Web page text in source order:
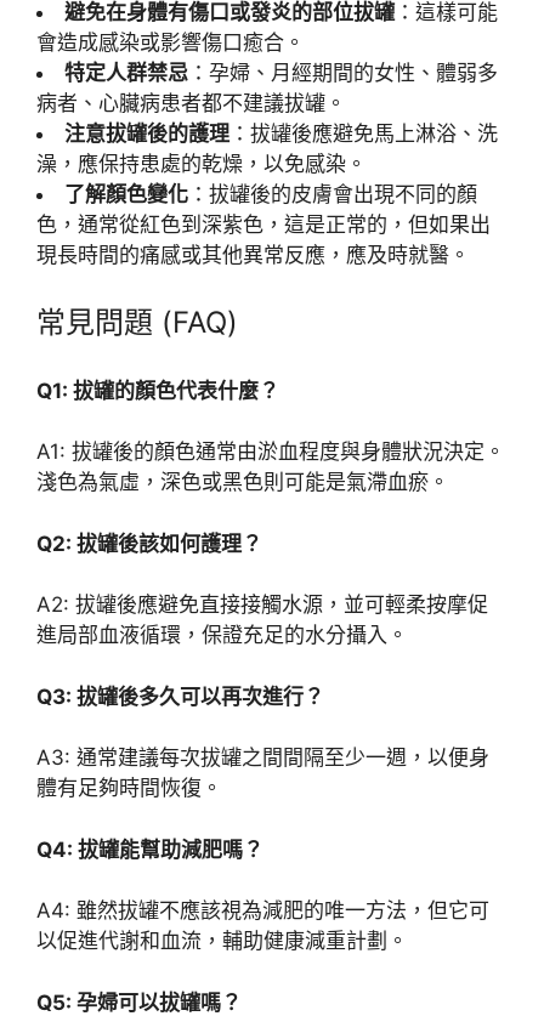
避免在身體有傷口或發炎的部位拔罐：這樣可能
會造成感染或影響傷口癒合。
特定人群禁忌 ：孕婦、月經期間的女性、體弱多
病者、心臟病患者都不建議拔罐。
注意拔罐後的護理 ：拔罐後應避免馬上淋浴、洗
澡，應保持患處的乾燥，以免感染。
了解顏色變化 ：拔罐後的皮膚會出現不同的顏
色，通常從紅色到深紫色，這是正常的，但如果出
現長時間的痛感或其他異常反應，應及時就醫。
常見問題 (FAQ)
Q1: 拔罐的顏色代表什麼？
A1: 拔罐後的顏色通常由淤血程度與身體狀況決定。
淺色為氣虛，深色或黑色則可能是氣滯血瘀。
Q2: 拔罐後該如何護理？
A2: 拔罐後應避免直接接觸水源，並可輕柔按摩促
進局部血液循環，保證充足的水分攝入。
Q3: 拔罐後多久可以再次進行？
A3: 通常建議每次拔罐之間間隔至少一週，以便身
體有足夠時間恢復。
Q4: 拔罐能幫助減肥嗎？
A4: 雖然拔罐不應該視為減肥的唯一方法，但它可
以促進代謝和血流，輔助健康減重計劃。
Q5: 孕婦可以拔罐嗎？